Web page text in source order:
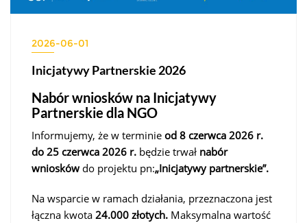
2026-06-01
Inicjatywy Partnerskie 2026
Nabór wniosków na Inicjatywy
Partnerskie dla NGO
Informujemy, że w terminie od 8 czerwca 2026 r.
do 25 czerwca 2026 r. będzie trwał nabór
wniosków do projektu pn:„Inicjatywy partnerskie”.
Na wsparcie w ramach działania, przeznaczona jest
łączna kwota 24.000 złotych. Maksymalna wartość